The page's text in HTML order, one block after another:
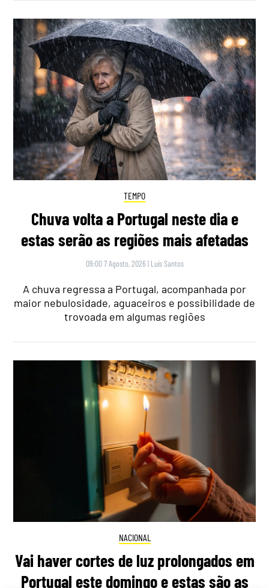
TEMPO
Chuva volta a Portugal neste dia e
estas serão as regiões mais afetadas
09:00 7 Agosto, 2026 | Luís Santos
A chuva regressa a Portugal, acompanhada por
maior nebulosidade, aguaceiros e possibilidade de
trovoada em algumas regiões
NACIONAL
Vai haver cortes de luz prolongados em
Portugal este domingo e estas são as